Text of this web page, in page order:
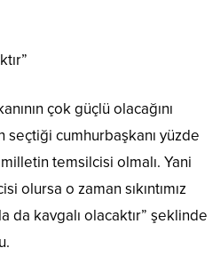
çok güçlü olacağını
seçtiği cumhurbaşkanı yüzde
temsilcisi olmalı. Yani
olursa o zaman sıkıntımız
da kavgalı olacaktır” şeklinde